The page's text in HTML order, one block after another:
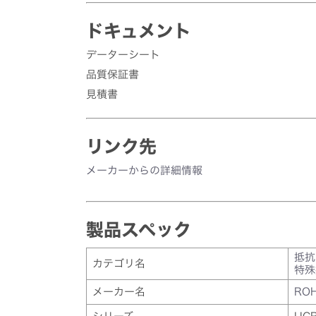
ドキュメント
データーシート
品質保証書
見積書
リンク先
メーカーからの詳細情報
製品スペック
カテゴリ名
抵抗
特
メーカー名